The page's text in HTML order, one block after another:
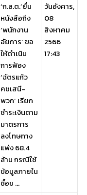
‘ก.ล.ต.’ยื่น
หนังสือถึง
‘พนักงาน
อัยการ’ ขอ
ให้ดำเนิน
การฟ้อง
‘ฉัตรแก้ว
คชเสนี-
พวก’ เรียก
ชำระเงินตาม
มาตรการ
ลงโทษทาง
แพ่ง 68.4
ล้าน กรณีใช้
ข้อมูลภายใน
ซื้อข ...
วันอังคาร,
08
สิงหาคม
2566
17:43